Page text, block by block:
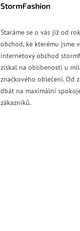
StormFashion
Staráme se o vás již od
obchod, ke kterému jsme
internetový obchod
získal na oblíbenosti u
značkového oblečení. Od
dbát na maximální
zákazníků.